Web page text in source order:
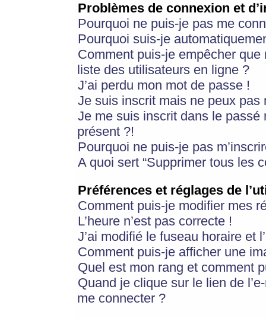
Problèmes de connexion et
Pourquoi ne puis-je pas me
Pourquoi suis-je
Comment puis-je empêcher
liste des utilisateurs en ligne ?
J’ai perdu mon mot de passe !
Je suis inscrit mais ne peux pas
Je me suis inscrit dans le
présent ?!
Pourquoi ne puis-je pas
A quoi sert “Supprimer tous les
Préférences et réglages de
Comment puis-je modifier mes
L’heure n’est pas correcte !
J’ai modifié le fuseau horaire et
Comment puis-je afficher une
Quel est mon rang et comment
Quand je clique sur le lien de
me connecter ?